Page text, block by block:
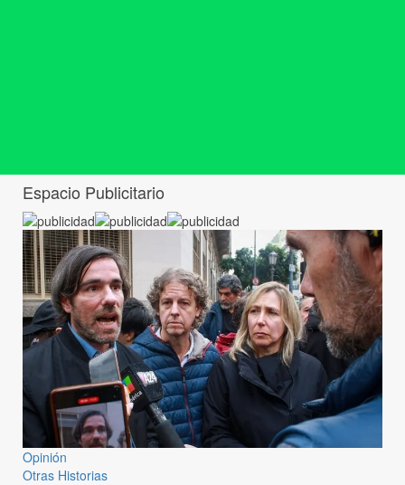
Espacio Publicitario
Opinión
Otras Historias